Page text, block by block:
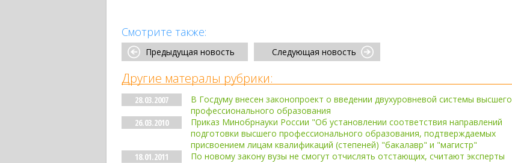
Смотрите также:
Предыдущая новость Следующая новость
Другие матералы рубрики:
28.03.2007
В Госдуму внесен законопроект о введении двухуровневой системы высшего
профессионального образования
26.03.2010
Приказ Минобрнауки России "Об установлении соответствия направлений
подготовки высшего профессионального образования, подтверждаемых
присвоением лицам квалификаций (степеней) "бакалавр" и "магистр"
18.01.2011
По новому закону вузы не смогут отчислять отстающих, считают эксперты